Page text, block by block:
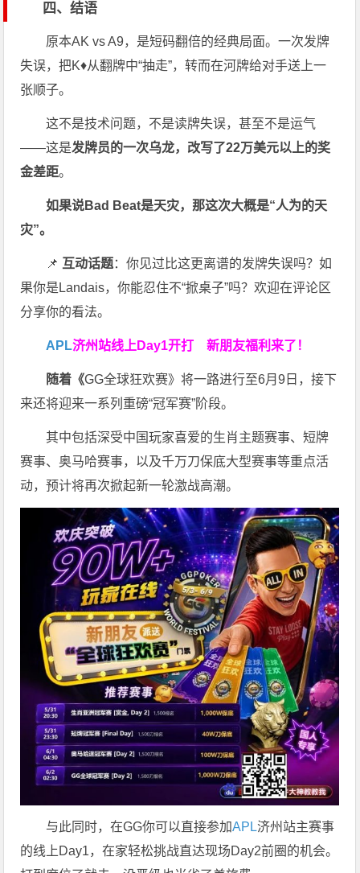
四、结语
原本AK vs A9，是短码翻倍的经典局面。一次发牌
失误，把K♦从翻牌中“抽走”，转而在河牌给对手送上一
张顺子。
这不是技术问题，不是读牌失误，甚至不是运气
——这是发牌员的一次乌龙，改写了22万美元以上的奖
金差距。
如果说Bad Beat是天灾，那这次大概是“人为的天
灾”。
📌 互动话题：你见过比这更离谱的发牌失误吗？如
果你是Landais，你能忍住不“掀桌子”吗？欢迎在评论区
分享你的看法。
APL济州站线上Day1开打新朋友福利来了！
随着《GG全球狂欢赛》将一路进行至6月9日，接下
来还将迎来一系列重磅“冠军赛”阶段。
其中包括深受中国玩家喜爱的生肖主题赛事、短牌
赛事、奥马哈赛事，以及千万刀保底大型赛事等重点活
动，预计将再次掀起新一轮激战高潮。
与此同时，在GG你可以直接参加APL济州站主赛事
的线上Day1，在家轻松挑战直达现场Day2前圈的机会。